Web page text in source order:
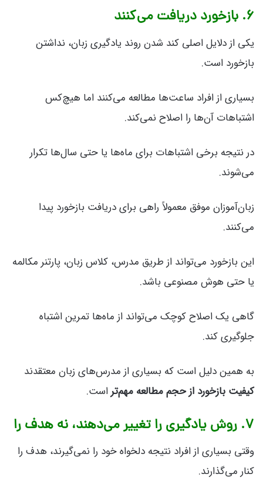
۶. بازخورد دریافت می‌کنند
یکی از دلایل اصلی کند شدن روند یادگیری زبان، نداشتن
بازخورد است.
بسیاری از افراد ساعت‌ها مطالعه می‌کنند اما هیچ‌کس
اشتباهات آن‌ها را اصلاح نمی‌کند.
در نتیجه برخی اشتباهات برای ماه‌ها یا حتی سال‌ها تکرار
می‌شوند.
زبان‌آموزان موفق معمولاً راهی برای دریافت بازخورد پیدا
می‌کنند.
این بازخورد می‌تواند از طریق مدرس، کلاس زبان، پارتنر مکالمه
یا حتی هوش مصنوعی باشد.
گاهی یک اصلاح کوچک می‌تواند از ماه‌ها تمرین اشتباه
جلوگیری کند.
به همین دلیل است که بسیاری از مدرس‌های زبان معتقدند
کیفیت بازخورد از حجم مطالعه مهم‌تراست.
۷. روش یادگیری را تغییر می‌دهند، نه هدف را
وقتی بسیاری از افراد نتیجه دلخواه خود را نمی‌گیرند، هدف را
کنار می‌گذارند.